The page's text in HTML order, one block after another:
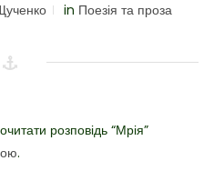
in Поезія та проза
розповідь “Мрія”
.